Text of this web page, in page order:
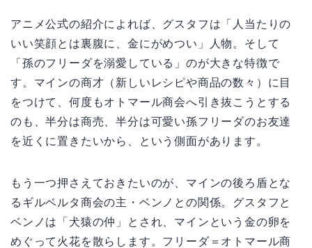
アニメ公式の紹介によれば、グスタフは「人当たりの
いい笑顔とは裏腹に、金にがめつい」人物。そして
「孫のフリーダを溺愛している」のが大きな特徴で
す。マインの商才（新しいレシピや商品の数々）に目
をつけて、何度もオトマール商会へ引き抜こうとする
のも、半分は商売、半分は可愛い孫フリーダのお友達
を近くに置きたいから、という側面があります。
もう一つ押さえておきたいのが、マインの後ろ盾とな
るギルベルタ商会の主・ベンノとの関係。グスタフと
ベンノは「犬猿の仲」とされ、マインという金の卵を
めぐって火花を散らします。フリーダ＝オトマール商